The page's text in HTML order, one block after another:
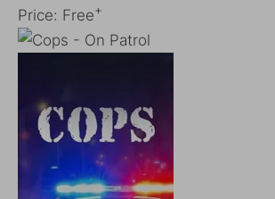
Price: Free+